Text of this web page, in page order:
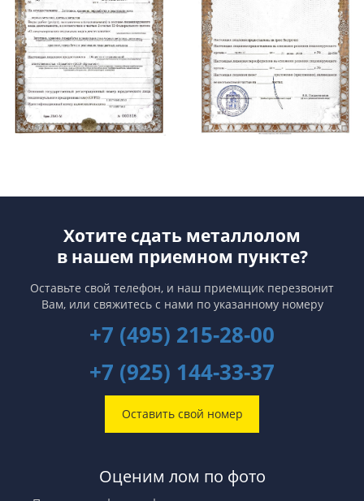
Хотите сдать металлолом
в нашем приемном пункте?
Оставьте свой телефон, и наш приемщик перезвонит
Вам, или свяжитесь с нами по указанному номеру
+7 (495) 215-28-00
+7 (925) 144-33-37
Оставить свой номер
Оценим лом по фото